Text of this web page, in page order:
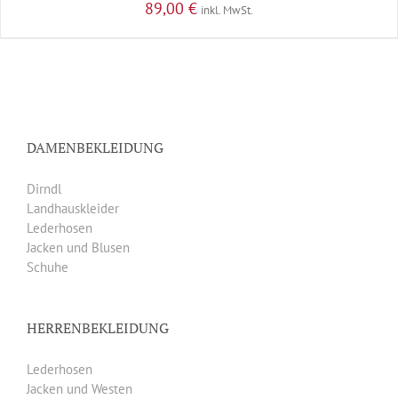
89,00 € inkl. MwSt.
DAMENBEKLEIDUNG
Dirndl
Landhauskleider
Lederhosen
Jacken und Blusen
Schuhe
HERRENBEKLEIDUNG
Lederhosen
Jacken und Westen